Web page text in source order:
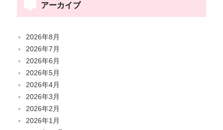
アーカイブ
2026年8月
2026年7月
2026年6月
2026年5月
2026年4月
2026年3月
2026年2月
2026年1月